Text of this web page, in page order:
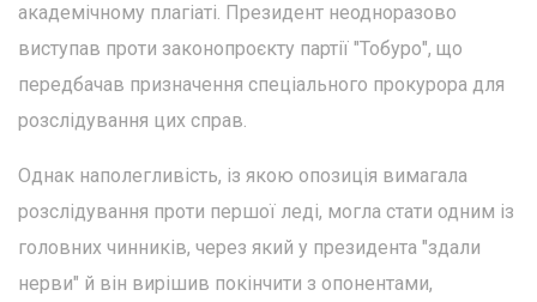
академічному плагіаті. Президент неодноразово
виступав проти законопроєкту партії "Тобуро", що
передбачав призначення спеціального прокурора для
розслідування цих справ.
Однак наполегливість, із якою опозиція вимагала
розслідування проти першої леді, могла стати одним із
головних чинників, через який у президента "здали
нерви" й він вирішив покінчити з опонентами,